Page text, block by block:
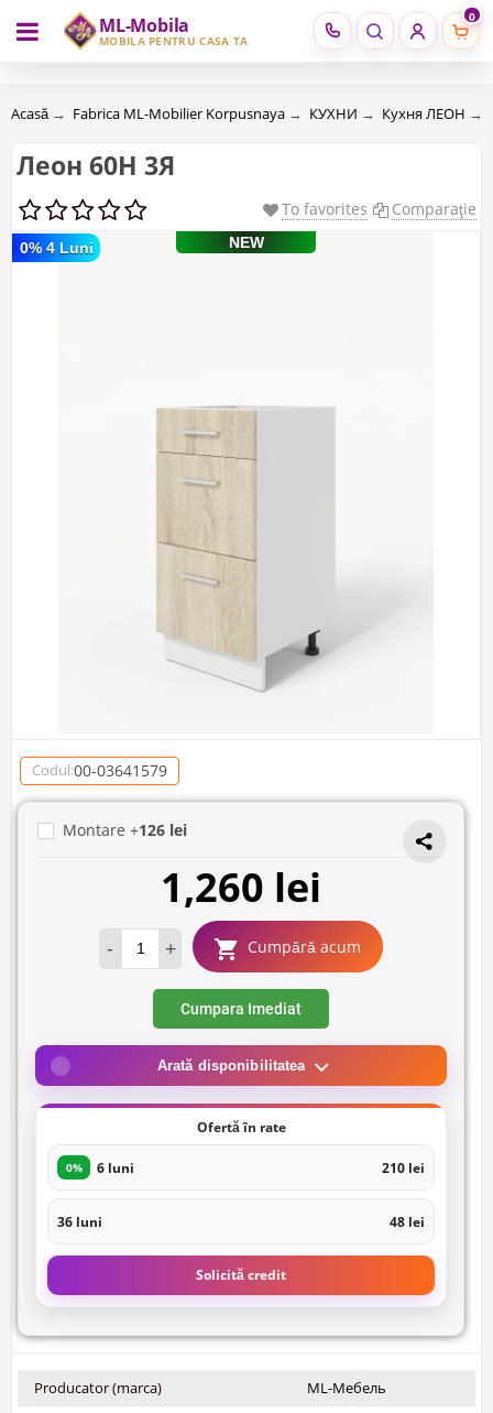
ML-Mobila
MOBILĂ PENTRU CASA TA
0
RU RO
Acasă → Fabrica ML-Mobilier Korpusnaya → КУХНИ → Кухня ЛЕОН →
Леон 60Н 3Я
To favorites Comparaţie
0% 4 Luni NEW
Codul:00-03641579
Montare +126 lei
1,260 lei
- + Cumpără acum
Cumpara Imediat
Arată disponibilitatea
Ofertă în rate
0% 6 luni 210 lei
36 luni 48 lei
Solicită credit
Producator (marca)
ML-Мебель